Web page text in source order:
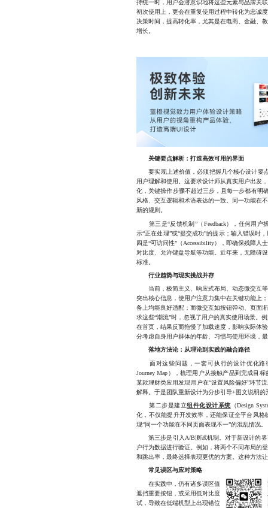
持统一时，用户会潜意识地将这些元素与品牌关
初次使用上，更会在重复使用过程中转化为忠诚
决策时间，提高转化率，尤其是在电商、金融、
增长。
关键要点解析：打造高效可用的界面
要实现上述价值，必须把握几个核心设计要点
用户理解和使用。这要求设计师从真实用户出发
化，关键操作步骤不超过三步，且每一步都有明
风格、交互逻辑和术语表达的一致。同一功能在
新的规则。
第三是“反馈机制”（Feedback），任何用户
示“正在处理”或“提交成功”的提示；输入错误时
四是“可访问性”（Accessibility），即确保残障
对比度、允许键盘导航等功能。近年来，无障碍
标准。
行业趋势与现实挑战并存
当前，极简主义、响应式布局、动态微交互等
突出核心信息，使用户注意力集中在关键功能上
备上均能良好适配；而微交互如按钮弹动、页面
求这些“潮流”时，忽视了用户的真实使用场景。
在首页，结果反而拖慢了加载速度，影响实际体
分考虑自身用户群体的年龄、习惯与使用环境，
落地方法论：从理论到实践的融合路径
面对这些问题，一套可执行的设计优化路
Journey Map），梳理用户从接触产品到完成目
某款理财类应用发现用户在“设置风险偏好”环节
解释。于是团队重新设计为分步引导+图文说明的
第二步是建立组件化设计系统 （Design
化，不仅能提升开发效率，还能保证全平台风
现“同一个功能在不同页面表现不一”的混乱情况。
第三步是引入A/B测试机制。对于新设计的界
户行为数据进行验证。例如，将两个不同布局的
和跳出率，最终选择表现更优的方案。这种方法
常见误区与应对策略
在实践中，仍有诸多误区值得警惕。一是过度
遮挡重要按钮，或采用低对比度配色导致文字难
试，导致在低端机型上出现错位、卡顿等问题。